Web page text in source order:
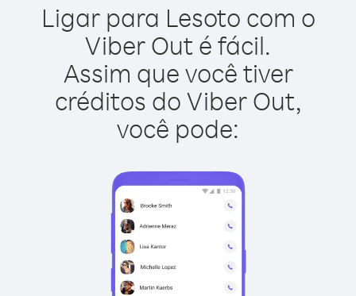
Ligar para Lesoto com o
Viber Out é fácil.
Assim que você tiver
créditos do Viber Out,
você pode: